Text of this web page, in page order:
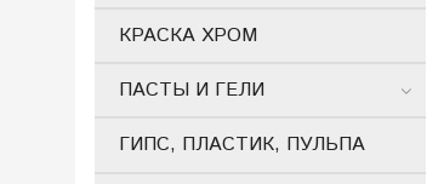
КРАСКА ХРОМ
ПАСТЫ И ГЕЛИ
ГИПС, ПЛАСТИК, ПУЛЬПА